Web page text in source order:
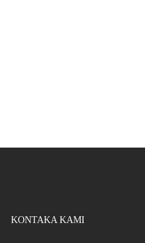
KONTAKA KAMI